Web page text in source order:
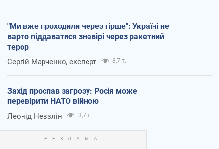
"Ми вже проходили через гірше": Україні не
варто піддаватися зневірі через ракетний
терор
Сергій Марченко, експерт 8,7 т.
Захід проспав загрозу: Росія може
перевірити НАТО війною
Леонід Невзлін 3,7 т.